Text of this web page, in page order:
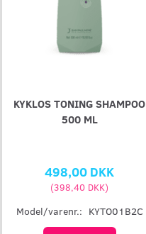
KYKLOS TONING SHAMPOO
500 ML
498,00 DKK
(398,40 DKK)
Model/varenr.: KYTO01B2C